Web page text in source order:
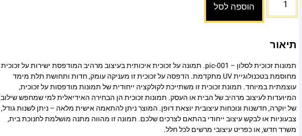
הוספה לסל
תיאור
תמונות זכוכית לסלון – pic-001. תמונה על זכוכית איכותית בעיצוב מרהיב המודפסת ישירות על זכוכית
מחוסמת בטכנולוגיית UV מתקדמת. הדפסה על זכוכית זו מעניקה עומק, חדות ותחושת תלת מימד
עוצמתית במיוחד. תמונת זכוכית זו משתייכת לקולקציה ייחודית של תמונות מודפסות על זכוכית,
המיועדות לעיצוב מרהיב של הבית או העסק. תמונות זכוכית הן הבחירה האידיאלית למי שמחפש שילוב
של יוקרה, חדשנות ונוכחות עיצובית יוצאת דופן. המוצר ניתן להתאמה אישית מלאה – ניתן לשנות גודל,
צבעוניות או לבקש עיצוב ייחודי בהתאם לצרכים שלכם. תמונה זו מהווה מתנה מושלמת לחנוכת בית,
משרד חדש, או כפריט עיצובי מרשים לכל חלל.